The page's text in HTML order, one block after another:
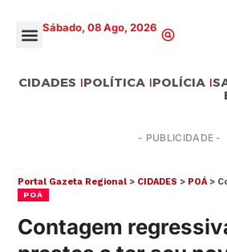
Sábado, 08 Ago, 2026
CIDADES POLÍTICA POLÍCIA
- PUBLICIDADE -
Portal Gazeta Regional > CIDADES > POÁ>
POÁ
Contagem